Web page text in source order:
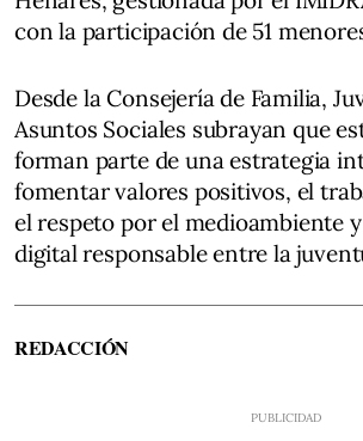
con la participación de 51
Desde la Consejería de Familia,
Asuntos Sociales subrayan que
forman parte de una estrategia
fomentar valores positivos, el
el respeto por el medioambiente
digital responsable entre la
REDACCIÓN